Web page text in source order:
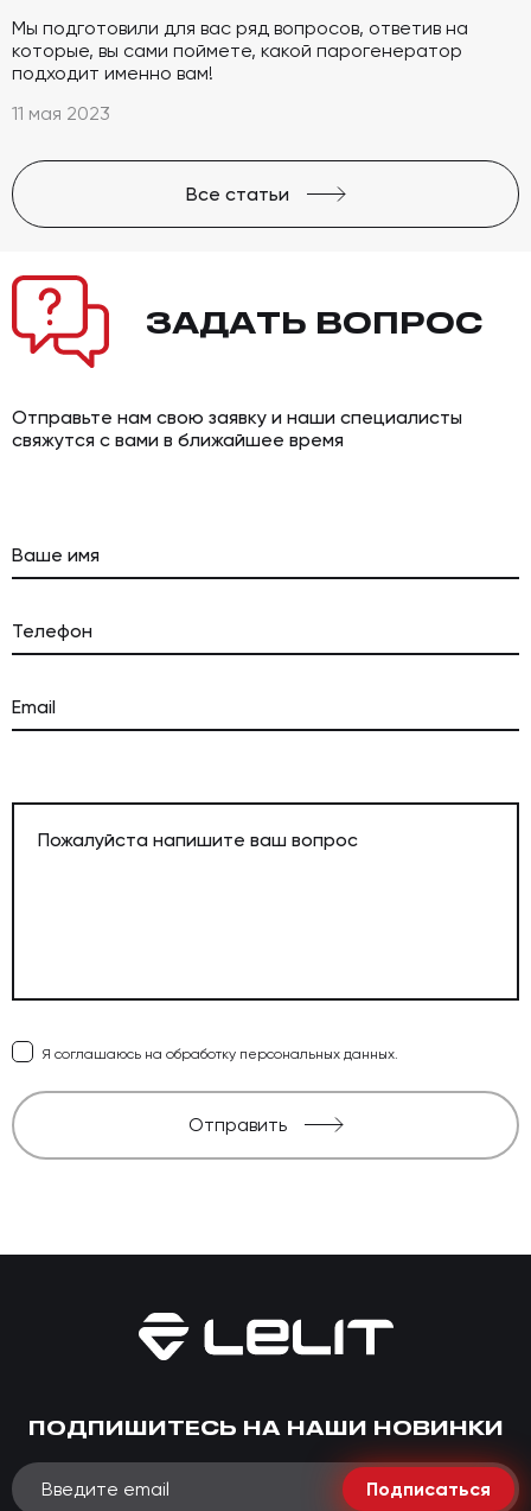
Все статьи
Мы подготовили для вас ряд вопросов, ответив на
которые, вы сами поймете, какой парогенератор
подходит именно вам!
11 мая 2023
ЗАДАТЬ ВОПРОС
Отправьте нам свою заявку и наши специалисты
свяжутся с вами в ближайшее время
Я соглашаюсь на обработку персональных данных.
Отправить
ПОДПИШИТЕСЬ НА НАШИ НОВИНКИ
Подписаться